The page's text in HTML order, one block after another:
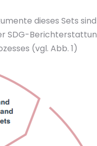
dieses Sets sind
SDG-
(vgl. Abb. 1)